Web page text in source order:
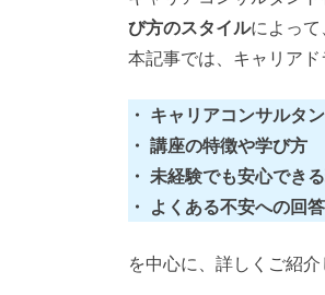
び方のスタイルによって
本記事では、キャリア
・ キャリアコンサルタ
・ 講座の特徴や学び方
・ 未経験でも安心でき
・ よくある不安への回
を中心に、詳しくご紹介